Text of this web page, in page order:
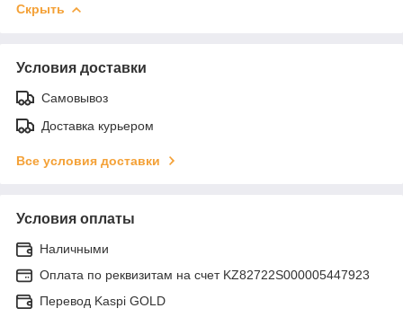
Скрыть
Условия доставки
Самовывоз
Доставка курьером
Все условия доставки
Условия оплаты
Наличными
Оплата по реквизитам на счет KZ82722S000005447923
Перевод Kaspi GOLD